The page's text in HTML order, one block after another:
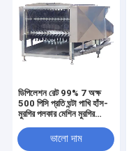
ডিপিলেশন রেট 99% 7 অক্ষ
500 পিসি প্রতি ঘন্টা পাখি হাঁস-
মুরগির পলকার মেশিন মুরগির
ভালো দাম